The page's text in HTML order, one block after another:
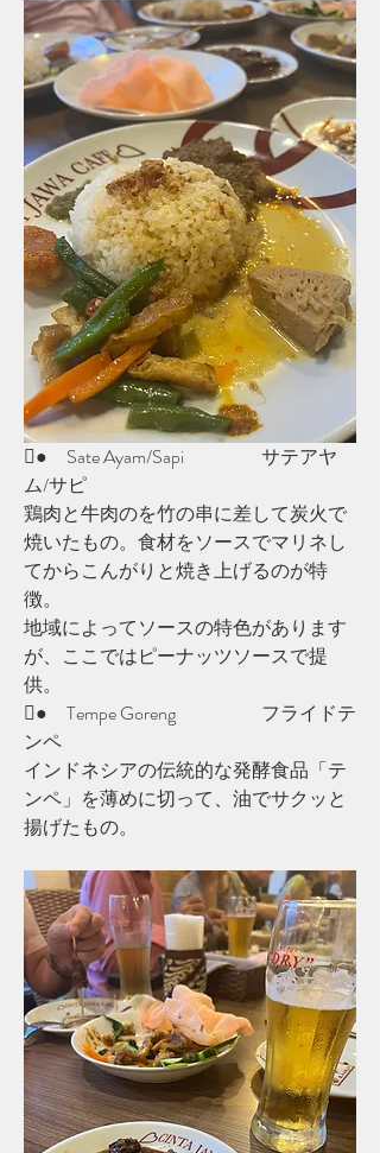
●　Sate Ayam/Sapi		サテアヤ
ム/サピ
鶏肉と牛肉のを竹の串に差して炭火で
焼いたもの。食材をソースでマリネし
てからこんがりと焼き上げるのが特
地域によってソースの特色があります
が、ここではピーナッツソースで提
供。
●　Tempe Goreng		フライドテ
ンペ
インドネシアの伝統的な発酵食品「テ
ンペ」を薄めに切って、油でサクッと
揚げたもの。